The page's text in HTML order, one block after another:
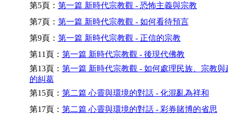
第5頁： 第一篇 新時代宗教觀 - 恐怖主義與宗教
第7頁： 第一篇 新時代宗教觀 - 如何看待預言
第9頁： 第一篇 新時代宗教觀 - 正信的宗教
第11頁： 第一篇 新時代宗教觀 - 後現代佛教
第13頁： 第一篇 新時代宗教觀 - 如何處理民族、宗教與
的糾葛
第15頁： 第二篇 心靈與環境的對話 - 化混亂為祥和
第17頁： 第二篇 心靈與環境的對話 - 彩券賭博的省思